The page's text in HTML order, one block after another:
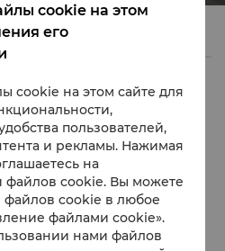
видом
отеля номера Premier
в спокойной холодной
драпировками, а также
cookie на этом
его
cookie на этом сайте для
пользователей,
и рекламы. Нажимая
на
файлов cookie. Вы можете
файлов cookie в любое
файлами cookie».
нами файлов